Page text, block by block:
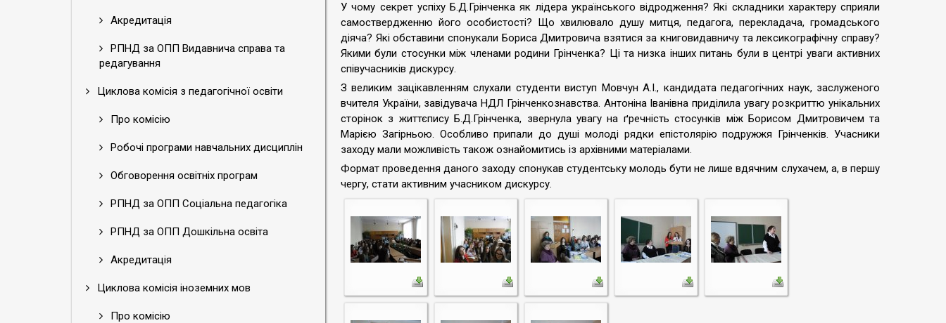
Акредитація
РПНД за ОПП Видавнича справа та
редагування
Циклова комісія з педагогічної освіти
Про комісію
Робочі програми навчальних дисциплін
Обговорення освітніх програм
РПНД за ОПП Соціальна педагогіка
РПНД за ОПП Дошкільна освіта
Акредитація
Циклова комісія іноземних мов
Про комісію
У чому секрет успіху Б.Д.Грінченка як лідера українського відродження? Які складники характеру сприяли
самоствердженню його особистості? Що хвилювало душу митця, педагога, перекладача, громадського
діяча? Які обставини спонукали Бориса Дмитровича взятися за книговидавничу та лексикографічну справу?
Якими були стосунки між членами родини Грінченка? Ці та низка інших питань були в центрі уваги активних
співучасників дискурсу.
З великим зацікавленням слухали студенти виступ Мовчун А.І., кандидата педагогічних наук, заслуженого
вчителя України, завідувача НДЛ Грінченкознавства. Антоніна Іванівна приділила увагу розкриттю унікальних
сторінок з життєпису Б.Д.Грінченка, звернула увагу на ґречність стосунків між Борисом Дмитровичем та
Марією Загірньою. Особливо припали до душі молоді рядки епістолярію подружжя Грінченків. Учасники
заходу мали можливість також ознайомитись із архівними матеріалами.
Формат проведення даного заходу спонукав студентську молодь бути не лише вдячним слухачем, а, в першу
чергу, стати активним учасником дискурсу.